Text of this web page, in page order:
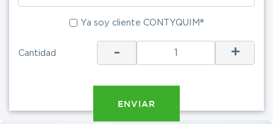
Ya soy cliente CONTYQUIM®
Cantidad - +
ENVIAR